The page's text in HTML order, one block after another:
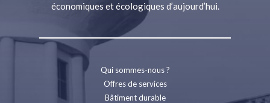
économiques et écologiques d’aujourd’hui.
Qui sommes-nous ?
Offres de services
Bâtiment durable